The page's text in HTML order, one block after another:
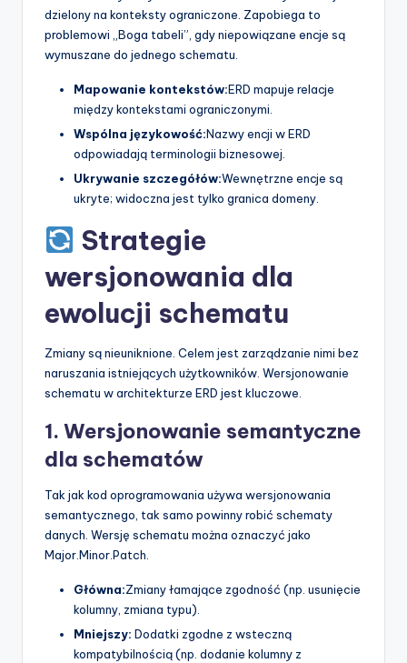
dzielony na konteksty ograniczone. Zapobiega to
problemowi „Boga tabeli”, gdy niepowiązane encje są
wymuszane do jednego schematu.
Mapowanie kontekstów:ERD mapuje relacje
między kontekstami ograniczonymi.
Wspólna językowość:Nazwy encji w ERD
odpowiadają terminologii biznesowej.
Ukrywanie szczegółów:Wewnętrzne encje są
ukryte; widoczna jest tylko granica domeny.
Strategie
wersjonowania dla
ewolucji schematu
Zmiany są nieuniknione. Celem jest zarządzanie nimi bez
naruszania istniejących użytkowników. Wersjonowanie
schematu w architekturze ERD jest kluczowe.
1. Wersjonowanie semantyczne
dla schematów
Tak jak kod oprogramowania używa wersjonowania
semantycznego, tak samo powinny robić schematy
danych. Wersję schematu można oznaczyć jako
Major.Minor.Patch.
Główna:Zmiany łamające zgodność (np. usunięcie
kolumny, zmiana typu).
Mniejszy: Dodatki zgodne z wsteczną
kompatybilnością (np. dodanie kolumny z